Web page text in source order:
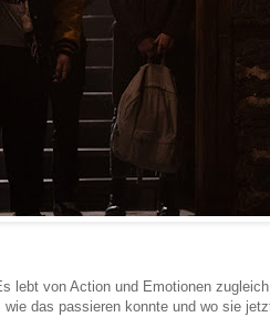
lebt von Action und Emotionen
das passieren konnte und wo sie